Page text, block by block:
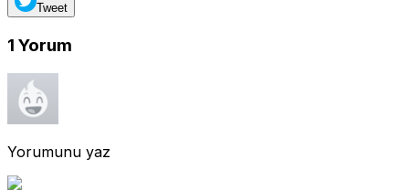
Tweet
1 Yorum
Yorumunu yaz